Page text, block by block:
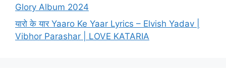
Glory Album 2024
यारो के यार Yaaro Ke Yaar Lyrics – Elvish Yadav |
Vibhor Parashar | LOVE KATARIA